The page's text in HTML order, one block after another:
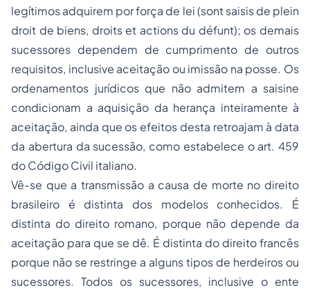
legítimos adquirem por força de lei (sont saisis de plein
droit de biens, droits et actions du défunt); os demais
sucessores dependem de cumprimento de outros
requisitos, inclusive aceitação ou imissão na posse. Os
ordenamentos jurídicos que não admitem a saisine
condicionam a aquisição da herança inteiramente à
aceitação, ainda que os efeitos desta retroajam à data
da abertura da sucessão, como estabelece o art. 459
do Código Civil italiano.
Vê-se que a transmissão a causa de morte no direito
brasileiro é distinta dos modelos conhecidos. É
distinta do direito romano, porque não depende da
aceitação para que se dê. É distinta do direito francês
porque não se restringe a alguns tipos de herdeiros ou
sucessores. Todos os sucessores, inclusive o ente